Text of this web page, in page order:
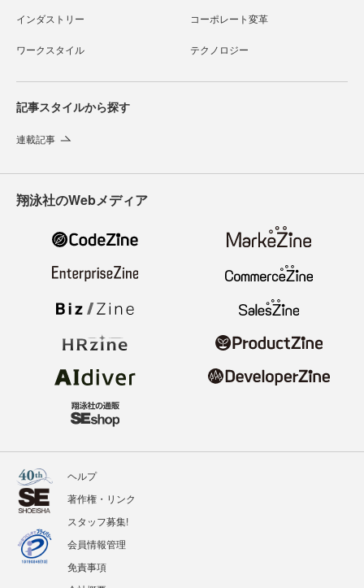
インダストリー コーポレート変革
ワークスタイル テクノロジー
記事スタイルから探す
連載記事
翔泳社のWebメディア
ヘルプ
著作権・リンク
スタッフ募集!
会員情報管理
免責事項